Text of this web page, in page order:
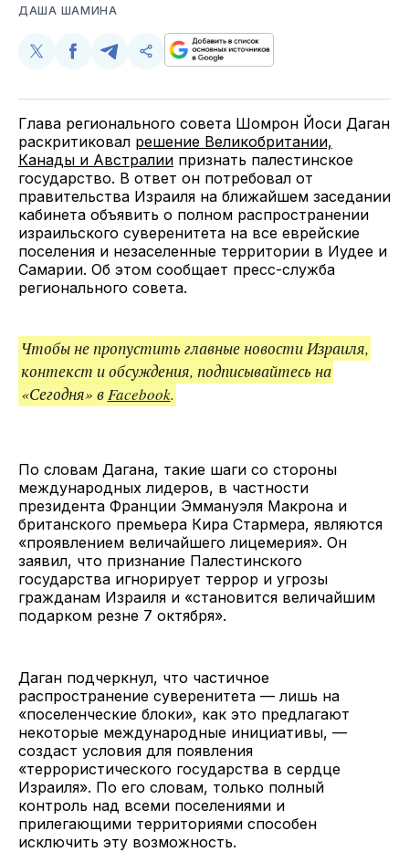
ДАША ШАМИНА
Поделиться
Twitter
Поделиться
Facebook
Поделиться
Telegram
Скопируйте
поделитесь
Глава регионального совета Шомрон Йоси Даган
раскритиковал решение Великобритании,
Канады и Австралии признать палестинское
государство. В ответ он потребовал от
правительства Израиля на ближайшем заседании
кабинета объявить о полном распространении
израильского суверенитета на все еврейские
поселения и незаселенные территории в Иудее и
Самарии. Об этом сообщает пресс-служба
регионального совета.
Чтобы не пропустить главные новости Израиля,
контекст и обсуждения, подписывайтесь на
«Сегодня» вFacebook.
По словам Дагана, такие шаги со стороны
международных лидеров, в частности
президента Франции Эммануэля Макрона и
британского премьера Кира Стармера, являются
«проявлением величайшего лицемерия». Он
заявил, что признание Палестинского
государства игнорирует террор и угрозы
гражданам Израиля и «становится величайшим
подарком резне 7 октября».
Даган подчеркнул, что частичное
распространение суверенитета — лишь на
«поселенческие блоки», как это предлагают
некоторые международные инициативы, —
создаст условия для появления
«террористического государства в сердце
Израиля». По его словам, только полный
контроль над всеми поселениями и
прилегающими территориями способен
исключить эту возможность.